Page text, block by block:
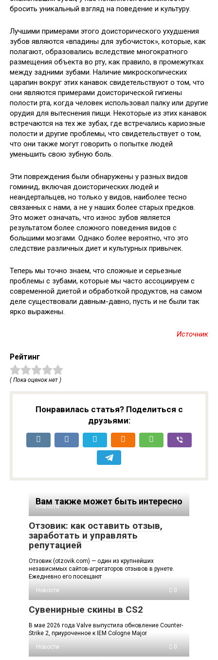
бросить уникальный взгляд на поведение и культуру.
Лучшими примерами этого доисторического ухудшения
зубов являются «впадины для зубочисток», которые, как
полагают, образовались вследствие многократного
размещения объекта во рту, как правило, в промежутках
между задними зубами. Наличие микроскопических
царапин вокруг этих канавок свидетельствуют о том, что
они являются примерами доисторической гигиены
полости рта, когда человек использовал палку или другие
орудия для вытеснения пищи. Некоторые из этих канавок
встречаются на тех же зубах, где встречались кариозные
полости и другие проблемы, что свидетельствует о том,
что они также могут говорить о попытке людей
уменьшить свою зубную боль.
Эти повреждения были обнаружены у разных видов
гоминид, включая доисторических людей и
неандертальцев, но только у видов, наиболее тесно
связанных с нами, а не у наших более старых предков.
Это может означать, что износ зубов является
результатом более сложного поведения видов с
большими мозгами. Однако более вероятно, что это
следствие различных диет и культурных привычек.
Теперь мы точно знаем, что сложные и серьезные
проблемы с зубами, которые мы часто ассоциируем с
современной диетой и обработкой продуктов, на самом
деле существовали давным-давно, пусть и не были так
ярко выражены.
Источник
Рейтинг
( Пока оценок нет )
Понравилась статья? Поделиться с
друзьями:
Вам также может быть интересно
Новости 0
Отзовик: как оставить отзыв,
заработать и управлять
репутацией
Отзовик (otzovik.com) — один из крупнейших
независимых сайтов-агрегаторов отзывов в рунете.
Ежедневно его посещают
Новости
0
Сувенирные скины в CS2
В мае 2026 года Valve выпустила обновление Counter-
Strike 2, приуроченное к IEM Cologne Major
Новости
0